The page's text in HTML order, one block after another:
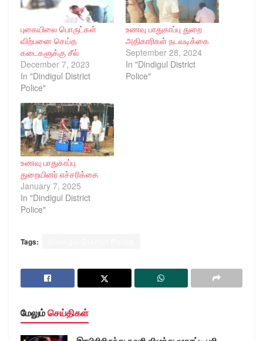
புகையிலை பொருட்கள்
விற்பனை செய்த
கடைகளுக்கு சீல்
December 7, 2023
In "Dindigul District
Police"
உணவு பாதுகாப்பு துறை
அதிகாரிகள் நடவடிக்கை
September 28, 2024
In "Dindigul District
Police"
உணவு பாதுகாப்பு
துறையினர் எச்சரிக்கை
January 7, 2025
In "Dindigul District
Police"
Tags:
மேலும்செய்திகள்